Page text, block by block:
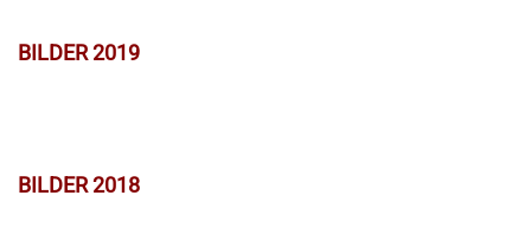
BILDER 2019
BILDER 2018